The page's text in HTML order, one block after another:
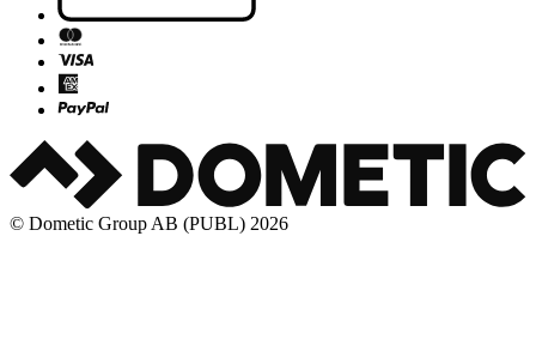
© Dometic Group AB (PUBL) 2026